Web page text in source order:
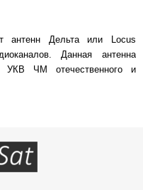
антенн Дельта или Locus
Данная антенна
УКВ ЧМ отечественного и